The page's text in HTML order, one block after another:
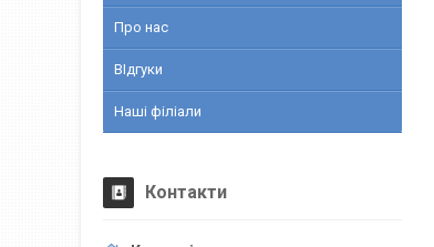
Про нас
ВІдгуки
Наші філіали
Контакти